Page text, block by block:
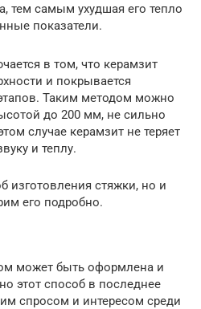
тем самым ухудшая его тепло
показатели.
в том, что керамзит
и покрывается
Таким методом можно
до 200 мм, не сильно
случае керамзит не теряет
и теплу.
изготовления стяжки, но и
его подробно.
может быть оформлена и
этот способ в последнее
спросом и интересом среди